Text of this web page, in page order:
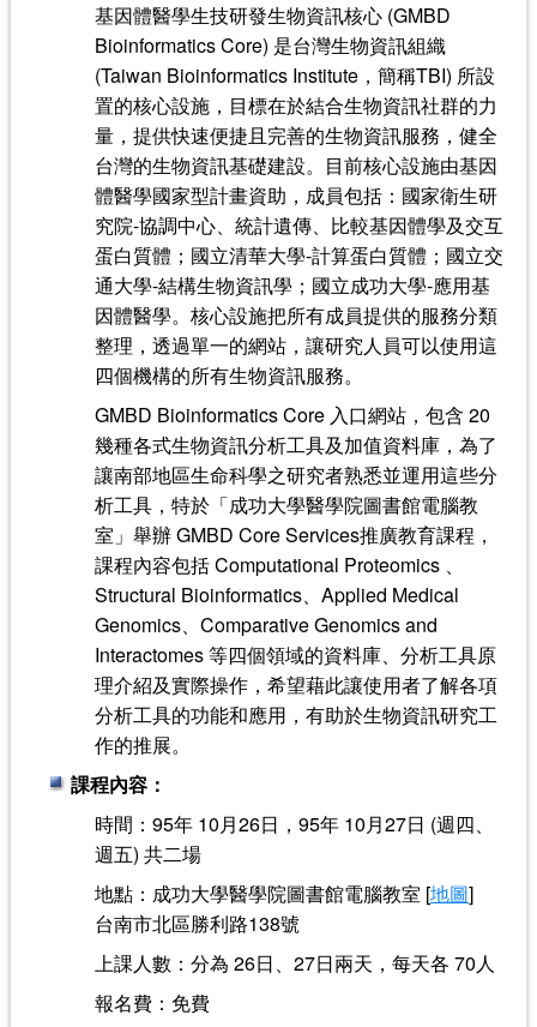
基因體醫學生技研發生物資訊核心 (GMBD
Bioinformatics Core) 是台灣生物資訊組織
(Taiwan Bioinformatics Institute，簡稱TBI) 所設
置的核心設施，目標在於結合生物資訊社群的力
量，提供快速便捷且完善的生物資訊服務，健全
台灣的生物資訊基礎建設。目前核心設施由基因
體醫學國家型計畫資助，成員包括：國家衛生研
究院-協調中心、統計遺傳、比較基因體學及交互
蛋白質體；國立清華大學-計算蛋白質體；國立交
通大學-結構生物資訊學；國立成功大學-應用基
因體醫學。核心設施把所有成員提供的服務分類
整理，透過單一的網站，讓研究人員可以使用這
四個機構的所有生物資訊服務。
GMBD Bioinformatics Core 入口網站，包含 20
幾種各式生物資訊分析工具及加值資料庫，為了
讓南部地區生命科學之研究者熟悉並運用這些分
析工具，特於「成功大學醫學院圖書館電腦教
室」舉辦 GMBD Core Services推廣教育課程，
課程內容包括 Computational Proteomics 、
Structural Bioinformatics、Applied Medical
Genomics、Comparative Genomics and
Interactomes 等四個領域的資料庫、分析工具原
理介紹及實際操作，希望藉此讓使用者了解各項
分析工具的功能和應用，有助於生物資訊研究工
作的推展。
課程內容：
時間：95年 10月26日，95年 10月27日 (週四、
週五) 共二場
地點：成功大學醫學院圖書館電腦教室 [地圖]
台南市北區勝利路138號
上課人數：分為 26日、27日兩天，每天各 70人
報名費：免費